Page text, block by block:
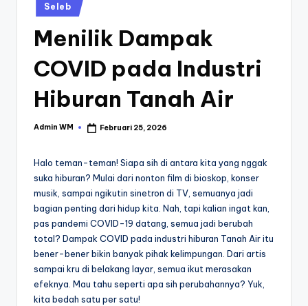
Posted
in
Seleb
Menilik Dampak
COVID pada Industri
Hiburan Tanah Air
Posted
Admin WM Februari 25, 2026
Halo teman-teman! Siapa sih di antara kita yang nggak
suka hiburan? Mulai dari nonton film di bioskop, konser
musik, sampai ngikutin sinetron di TV, semuanya jadi
bagian penting dari hidup kita. Nah, tapi kalian ingat kan,
pas pandemi COVID-19 datang, semua jadi berubah
total? Dampak COVID pada industri hiburan Tanah Air itu
bener-bener bikin banyak pihak kelimpungan. Dari artis
sampai kru di belakang layar, semua ikut merasakan
efeknya. Mau tahu seperti apa sih perubahannya? Yuk,
kita bedah satu per satu!